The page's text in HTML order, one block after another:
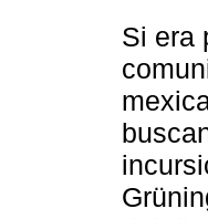
Si era